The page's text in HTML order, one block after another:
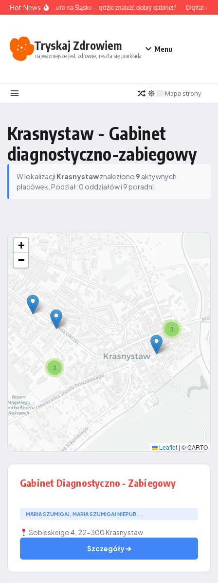
Przejdź do treści
Hot NewsAkupunktura na Śląsku – gdzie znaleźć dobry gabinet? Digital
Tryskaj Zdrowiem
najważniejsze jest zdrowie, reszta się poukłada
Menu
Mapa strony
Krasnystaw - Gabinet
diagnostyczno-zabiegowy
W lokalizacji Krasnystawznaleziono 9 aktywnych
placówek. Podział: 0 oddziałów i 9 poradni.
3
3
+
−
Leaflet | © CARTO
Gabinet Diagnostyczno - Zabiegowy
MARIA SZUMIGAJ, MARIA SZUMIGAJ NIEPUB...
Sobieskeigo 4, 22-300 Krasnystaw
Szczegóły ➔